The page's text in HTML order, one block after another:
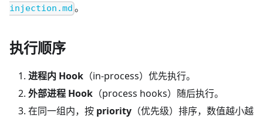
injection.md 。
执行顺序
进程内 Hook （in-process）优先执行。
外部进程 Hook （process hooks）随后执行。
在同一组内，按 priority （优先级）排序，数值越小越